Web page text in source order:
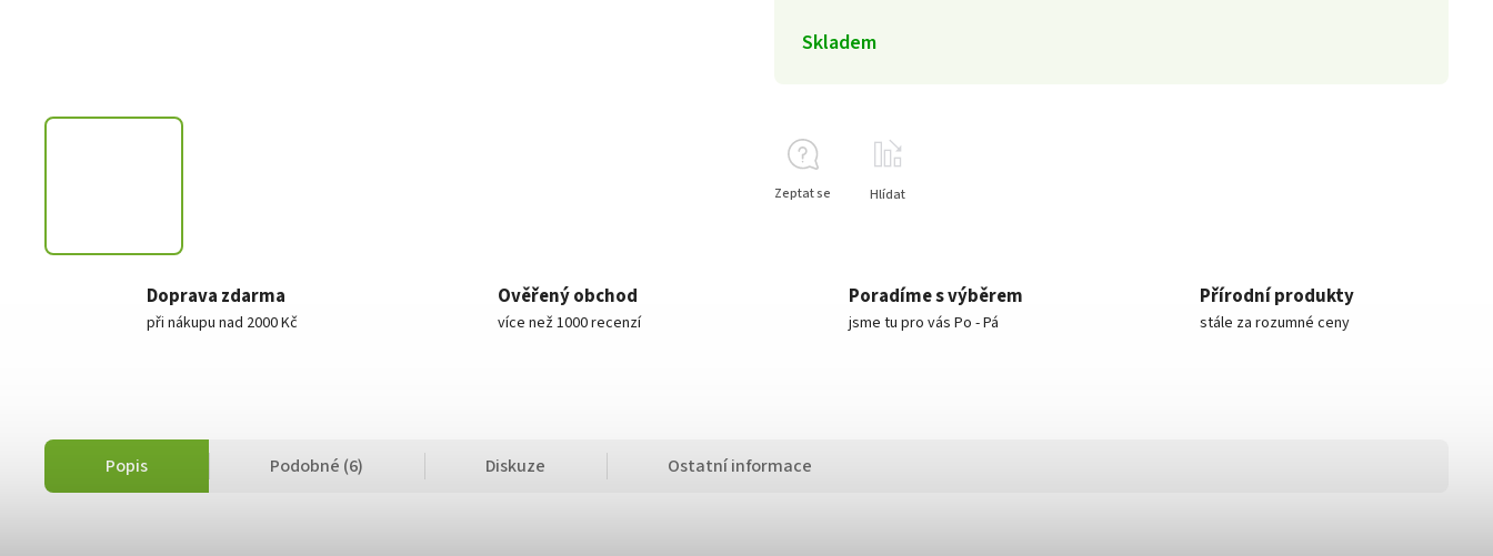
Skladem
Zeptat se Hlídat
Doprava zdarma
při nákupu nad 2000 Kč
Ověřený obchod
více než 1000 recenzí
Poradíme s výběrem
jsme tu pro vás Po - Pá
Přírodní produkty
stále za rozumné ceny
Popis Podobné (6) Diskuze Ostatní informace